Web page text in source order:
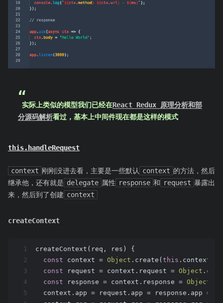
 实际上类似的模型我们已经在React Redux 原理分析和部
分源码解析看过，基本上中间件现在都是这样的模式
this.handleRequest
context 刚刚没进去看，主要是一些默认 context 的方法，然后
继承他，还有就是 delegate 属性 response 和 request 暴露出
来，然后到了创建 context
createContext
1
2
3
4
5
createContext(req, res) {
const context = Object .create( this .context);
const request = context.request = Object
const response = context.response = Object
  context.app = request.app = response.app =